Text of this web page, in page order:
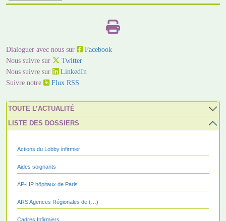
Dialoguer avec nous sur
Facebook
Nous suivre sur
Twitter
Nous suivre sur
LinkedIn
Suivre notre
Flux RSS
TOUTE L’ACTUALITÉ
LISTE DES DOSSIERS
Actions du Lobby infirmier
Aides soignants
AP-HP hôpitaux de Paris
ARS Agences Régionales de (…)
Cadres Infirmiers